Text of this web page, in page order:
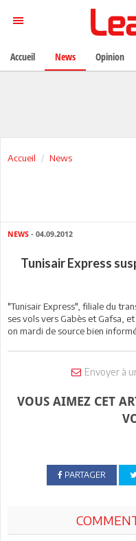
Accueil News
NEWS - 04.09.2012
Tunisair Express
"Tunisair Express", filiale du
ses vols vers Gabès et Gafsa,
on mardi de source bien
Envoyer à
VOUS AIMEZ CET
PARTAGER
Accueil News Opinion